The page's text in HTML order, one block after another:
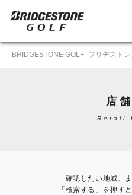
BRIDGESTONE GOLF -ブリヂスト
店
Retail
確認したい地域、
「検索する」を押す